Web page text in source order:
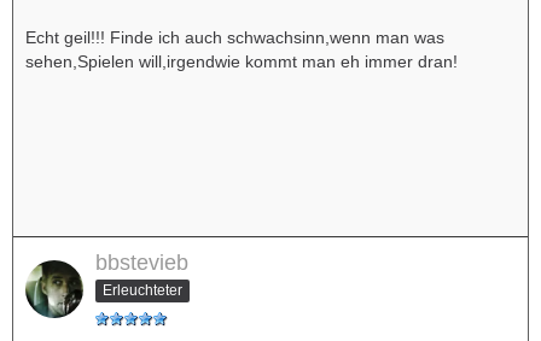
Echt geil!!! Finde ich auch schwachsinn,wenn man was
sehen,Spielen will,irgendwie kommt man eh immer dran!
bbstevieb
Erleuchteter